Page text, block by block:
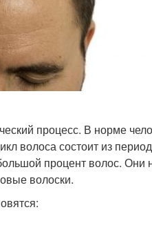
процесс. В норме
волоса состоит из
процент волос. Они
волоски.